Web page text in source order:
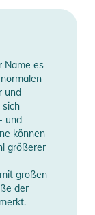
Name es
und
sich
und
können
größerer
großen
der